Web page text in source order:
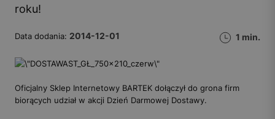
roku!
Data dodania: 2014-12-01 1 min.
Oficjalny Sklep Internetowy BARTEK dołączył do grona firm
biorących udział w akcji Dzień Darmowej Dostawy.